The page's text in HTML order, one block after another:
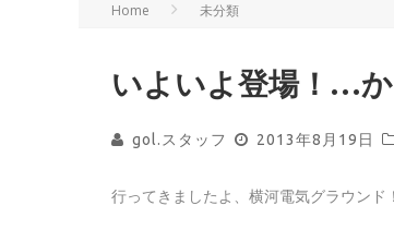
Home 未分類
いよいよ登場！…か
gol.スタッフ 2013年8月19日
行ってきましたよ、横河電気グラウンド！